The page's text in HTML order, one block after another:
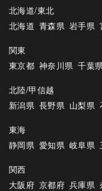
北海道/東北
北海道 青森県 岩手県
関東
東京都 神奈川県 千葉県
北陸/甲信越
新潟県 長野県 山梨県
東海
静岡県 愛知県 岐阜県
関西
大阪府 京都府 兵庫県